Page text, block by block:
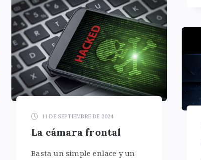
11 DE SEPTIEMBRE DE 2024
La cámara frontal
Basta un simple enlace y un